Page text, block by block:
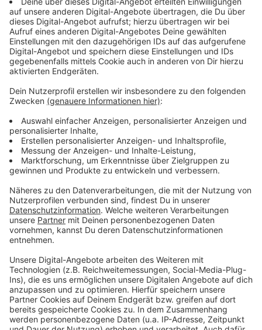
Das hat ein Haftrichter entschieden, es wird wegen
Mordes gegen ihn ermittelt.
Die Polizei hatte das tote Ehepaar am Donnerstag
(19.06.) in seinem Haus in Bornheim gefunden. Die
Ermittler gehen von einem gewaltsamen Tod aus, die
genaue Ursache muss die Rechtsmedizin jetzt
herausfinden. Der Sohn der Toten steht unter
dringendem Tatverdacht. Er war den Beamten schon
am Mittwoch (19.06.) aufgefallen, da befand er sich in
einem "psychischen Ausnahmezustand" und wurde
deshalb in die LVR-Klinik gebracht, sagte uns ein
Polizeisprecher. Als die Polizisten die Eltern des
Mannes darüber informieren wollten, fanden sie die
beiden tot in dem Haus. Die Ermittlungen wegen
Mordes gegen den 47-Jährigen laufen, er ist bis auf
Weiteres in einer psychiatrischen Klinik untergebracht.
Anzeige